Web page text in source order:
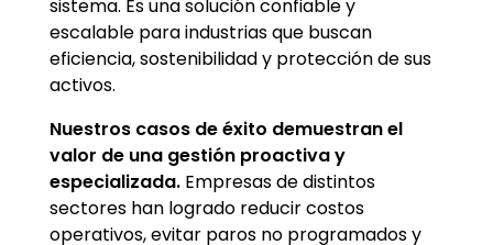
sistema. Es una solución confiable y
escalable para industrias que buscan
eficiencia, sostenibilidad y protección de sus
activos.
Nuestros casos de éxito demuestran el
valor de una gestión proactiva y
especializada. Empresas de distintos
sectores han logrado reducir costos
operativos, evitar paros no programados y